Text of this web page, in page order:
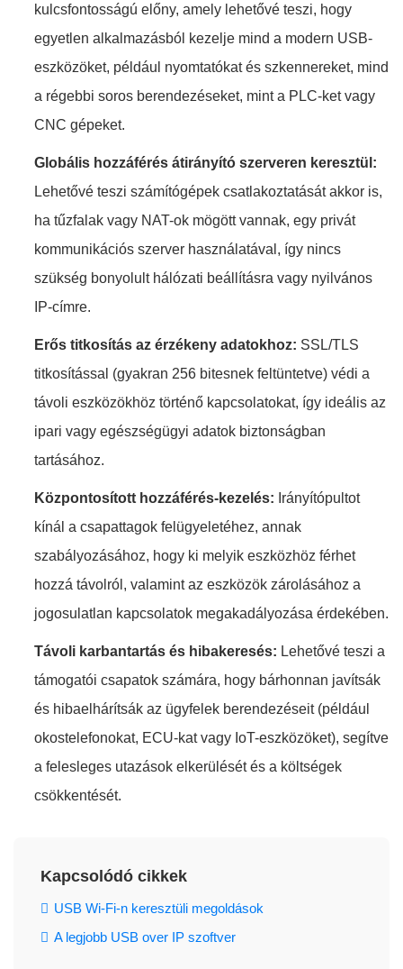
kulcsfontosságú előny, amely lehetővé teszi, hogy
egyetlen alkalmazásból kezelje mind a modern USB-
eszközöket, például nyomtatókat és szkennereket, mind
a régebbi soros berendezéseket, mint a PLC-ket vagy
CNC gépeket.
Globális hozzáférés átirányító szerveren keresztül:
Lehetővé teszi számítógépek csatlakoztatását akkor is,
ha tűzfalak vagy NAT-ok mögött vannak, egy privát
kommunikációs szerver használatával, így nincs
szükség bonyolult hálózati beállításra vagy nyilvános
IP-címre.
Erős titkosítás az érzékeny adatokhoz: SSL/TLS
titkosítással (gyakran 256 bitesnek feltüntetve) védi a
távoli eszközökhöz történő kapcsolatokat, így ideális az
ipari vagy egészségügyi adatok biztonságban
tartásához.
Központosított hozzáférés-kezelés: Irányítópultot
kínál a csapattagok felügyeletéhez, annak
szabályozásához, hogy ki melyik eszközhöz férhet
hozzá távolról, valamint az eszközök zárolásához a
jogosulatlan kapcsolatok megakadályozása érdekében.
Távoli karbantartás és hibakeresés: Lehetővé teszi a
támogatói csapatok számára, hogy bárhonnan javítsák
és hibaelhárítsák az ügyfelek berendezéseit (például
okostelefonokat, ECU-kat vagy IoT-eszközöket), segítve
a felesleges utazások elkerülését és a költségek
csökkentését.
Kapcsolódó cikkek
USB Wi-Fi-n keresztüli megoldások
A legjobb USB over IP szoftver